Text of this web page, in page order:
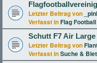
Letzter Beitrag von
Verfasst in Flag Football
Schutt F7 Air Large
Letzter Beitrag von
Verfasst inSuche &